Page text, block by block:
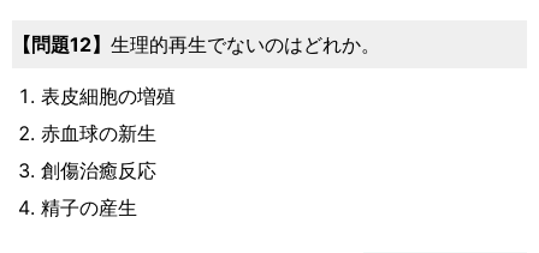
問題12 生理的再生でないのはどれか。
表皮細胞の増殖
赤血球の新生
創傷治癒反応
精子の産生